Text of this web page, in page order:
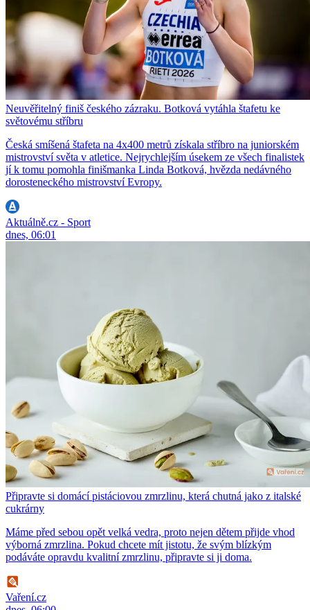
Neuvěřitelný finiš českého zázraku. Botková vytáhla štafetu ke
světovému stříbru
Česká smíšená štafeta na 4x400 metrů získala stříbro na juniorském
mistrovství světa v atletice. Nejrychlejším úsekem ze všech finalistek
jí k tomu pomohla finišmanka Linda Botková, hvězda nedávného
dorosteneckého mistrovství Evropy.
Aktuálně.cz - Sport
dnes, 06:01
Připravte si domácí pistáciovou zmrzlinu, která chutná jako z italské
cukrárny
Máme před sebou opět velká vedra, proto nejen dětem přijde vhod
výborná zmrzlina. Pokud chcete mít jistotu, že svým blízkým
podáváte opravdu kvalitní zmrzlinu, připravte si ji doma.
Vaření.cz